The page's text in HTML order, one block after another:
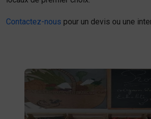
Contactez-nous pour un devis ou une
Fruits et légumes